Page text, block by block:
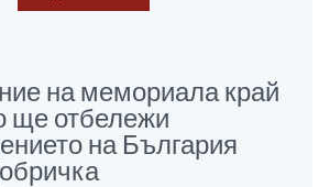
на мемориала край
ще отбележи
на България